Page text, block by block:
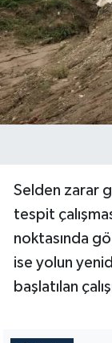
Selden zarar
tespit
noktasında
ise yolun
başlatılan